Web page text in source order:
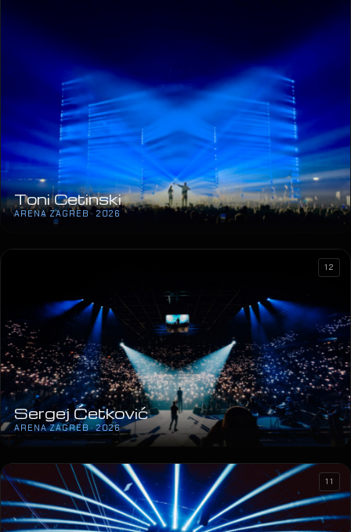
Toni Cetinski
ARENA ZAGREB · 2026
Sergej Ćetković
ARENA ZAGREB · 2026
12
11